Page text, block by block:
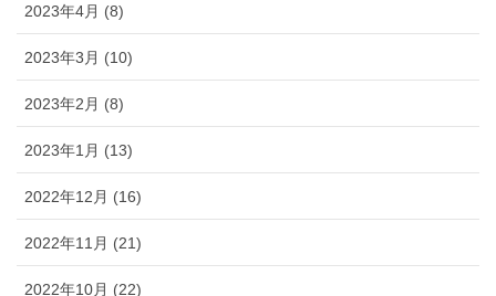
2023年4月 (8)
2023年3月 (10)
2023年2月 (8)
2023年1月 (13)
2022年12月 (16)
2022年11月 (21)
2022年10月 (22)